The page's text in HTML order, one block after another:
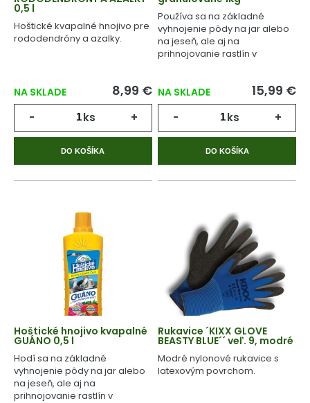
0,5 l
Hoštické kvapalné hnojivo pre
rododendróny a azalky.
NA SKLADE 8,99 €
- ks +
DO KOŠÍKA
Používa sa na základné
vyhnojenie pôdy na jar alebo
na jeseň, ale aj na
prihnojovanie rastlín v
NA SKLADE 15,99 €
- ks +
DO KOŠÍKA
Hoštické hnojivo kvapalné
GUÁNO 0,5 l
Hodí sa na základné
vyhnojenie pôdy na jar alebo
na jeseň, ale aj na
prihnojovanie rastlín v
Rukavice ´KIXX GLOVE
BEASTY BLUE´´ veľ. 9, modré
Modré nylonové rukavice s
latexovým povrchom.